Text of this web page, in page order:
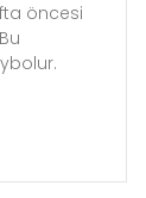
öncesi